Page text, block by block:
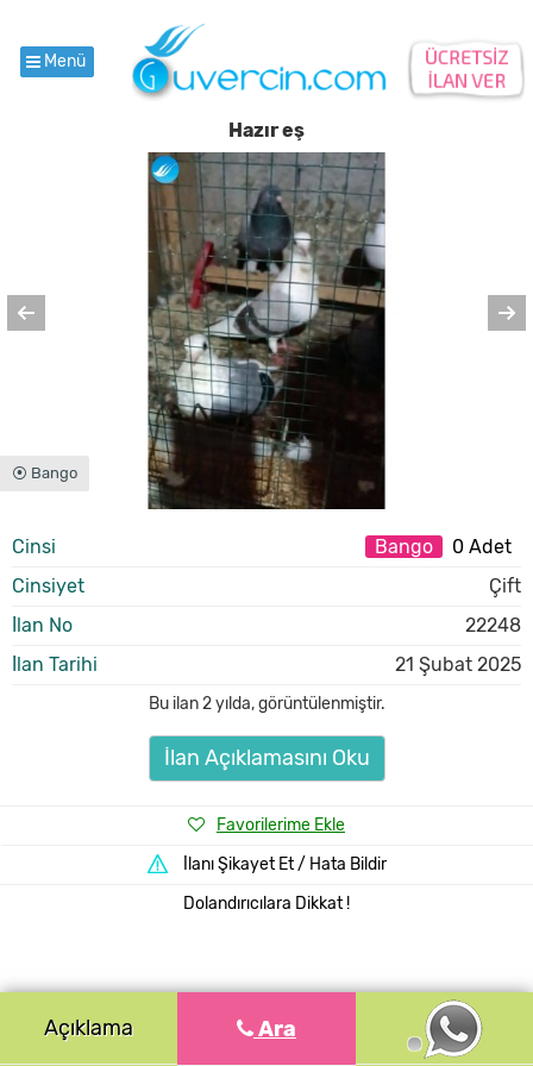
Menü
Hazır eş
⦿ Bango
Cinsi Bango
0 Adet
Cinsiyet
Çift
İlan No
22248
İlan Tarihi
21 Şubat 2025
Bu ilan2 yılda,görüntülenmiştir.
İlan Açıklamasını Oku
Favorilerime Ekle
İlanı Şikayet Et / Hata Bildir
Dolandırıcılara Dikkat !
Açıklama Ara